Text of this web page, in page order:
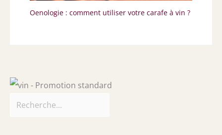
Oenologie : comment utiliser votre carafe à vin ?